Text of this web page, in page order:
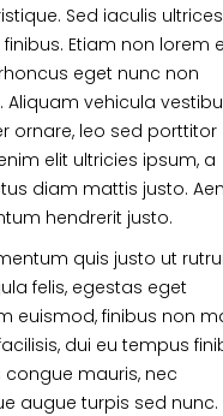
Sed iaculis ultrices
Etiam non lorem
eget nunc non
Aliquam vehicula
ornare, leo sed porttitor
elit ultricies ipsum, a
diam mattis justo.
hendrerit justo.
quis justo ut
felis, egestas eget
euismod, finibus non
dui eu tempus
congue mauris, nec
augue turpis sed nunc.